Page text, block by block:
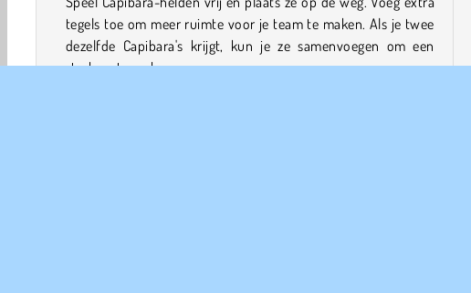
tegels toe om meer ruimte voor je team te maken. Als je twee
dezelfde Capibara's krijgt, kun je ze samenvoegen om een
sterkere te maken.